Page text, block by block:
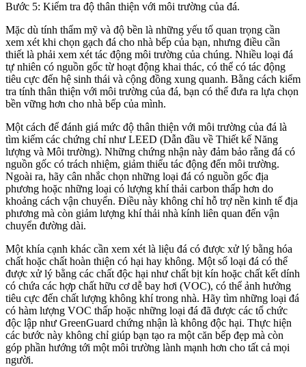
Bước 5: Kiểm tra độ thân thiện với môi trường của đá.
Mặc dù tính thẩm mỹ và độ bền là những yếu tố quan trọng cần
xem xét khi chọn gạch đá cho nhà bếp của bạn, nhưng điều cần
thiết là phải xem xét tác động môi trường của chúng. Nhiều loại đá
tự nhiên có nguồn gốc từ hoạt động khai thác, có thể có tác động
tiêu cực đến hệ sinh thái và cộng đồng xung quanh. Bằng cách kiểm
tra tính thân thiện với môi trường của đá, bạn có thể đưa ra lựa chọn
bền vững hơn cho nhà bếp của mình.
Một cách để đánh giá mức độ thân thiện với môi trường của đá là
tìm kiếm các chứng chỉ như LEED (Dẫn đầu về Thiết kế Năng
lượng và Môi trường). Những chứng nhận này đảm bảo rằng đá có
nguồn gốc có trách nhiệm, giảm thiểu tác động đến môi trường.
Ngoài ra, hãy cân nhắc chọn những loại đá có nguồn gốc địa
phương hoặc những loại có lượng khí thải carbon thấp hơn do
khoảng cách vận chuyển. Điều này không chỉ hỗ trợ nền kinh tế địa
phương mà còn giảm lượng khí thải nhà kính liên quan đến vận
chuyển đường dài.
Một khía cạnh khác cần xem xét là liệu đá có được xử lý bằng hóa
chất hoặc chất hoàn thiện có hại hay không. Một số loại đá có thể
được xử lý bằng các chất độc hại như chất bịt kín hoặc chất kết dính
có chứa các hợp chất hữu cơ dễ bay hơi (VOC), có thể ảnh hưởng
tiêu cực đến chất lượng không khí trong nhà. Hãy tìm những loại đá
có hàm lượng VOC thấp hoặc những loại đá đã được các tổ chức
độc lập như GreenGuard chứng nhận là không độc hại. Thực hiện
các bước này không chỉ giúp bạn tạo ra một căn bếp đẹp mà còn
góp phần hướng tới một môi trường lành mạnh hơn cho tất cả mọi
người.